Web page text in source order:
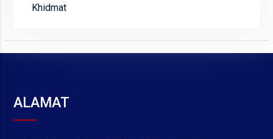
Khidmat
ALAMAT